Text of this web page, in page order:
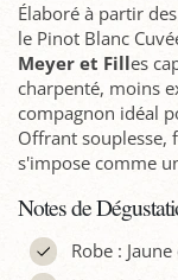
Élaboré à partir
le Pinot Blanc
Meyer et Filles
charpenté, moins
compagnon idéal
Offrant souplesse,
s'impose comme
Notes de
Robe :